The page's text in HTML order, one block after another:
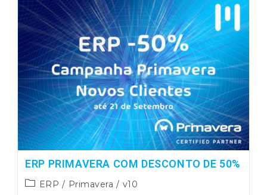
Desconto
De
50%
ERP PRIMAVERA COM DESCONTO DE 50%
PostERP / Primavera / v10